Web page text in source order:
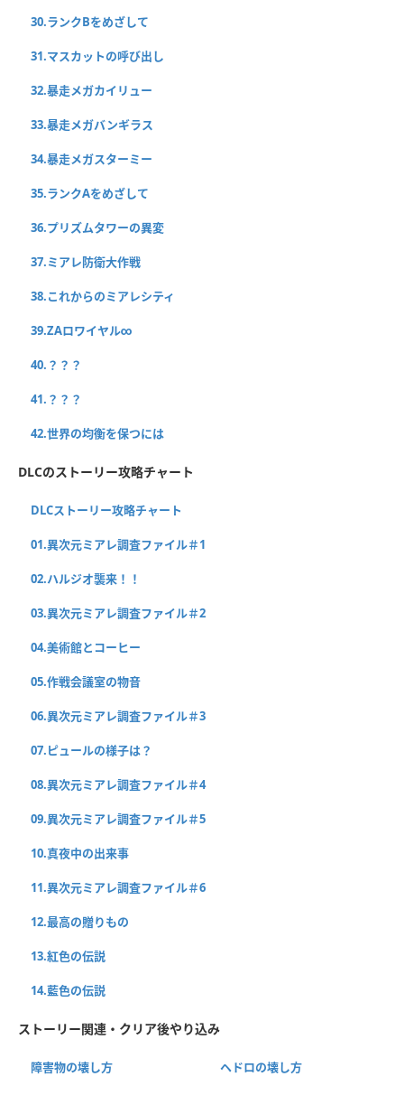
30.ランクBをめざして
31.マスカットの呼び出し
32.暴走メガカイリュー
33.暴走メガバンギラス
34.暴走メガスターミー
35.ランクAをめざして
36.プリズムタワーの異変
37.ミアレ防衛大作戦
38.これからのミアレシティ
39.ZAロワイヤル∞
40.？？？
41.？？？
42.世界の均衡を保つには
DLCのストーリー攻略チャート
DLCストーリー攻略チャート
01.異次元ミアレ調査ファイル＃1
02.ハルジオ襲来！！
03.異次元ミアレ調査ファイル＃2
04.美術館とコーヒー
05.作戦会議室の物音
06.異次元ミアレ調査ファイル＃3
07.ピュールの様子は？
08.異次元ミアレ調査ファイル＃4
09.異次元ミアレ調査ファイル＃5
10.真夜中の出来事
11.異次元ミアレ調査ファイル＃6
12.最高の贈りもの
13.紅色の伝説
14.藍色の伝説
ストーリー関連・クリア後やり込み
障害物の壊し方 ヘドロの壊し方